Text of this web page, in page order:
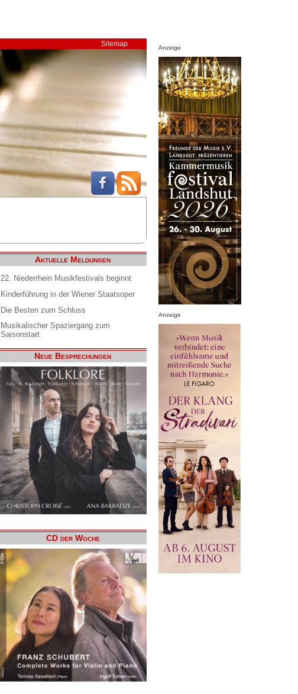
Sitemap
Aktuelle Meldungen
22. Niederrhein Musikfestivals beginnt
Kinderführung in der Wiener Staatsoper
Die Besten zum Schluss
Musikalischer Spaziergang zum
Saisonstart
Neue Besprechungen
CD der Woche
Anzeige
Anzeige